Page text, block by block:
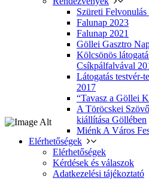
Szüreti
Falunap 2023
Falunap 2021
Göllei Gasztro
Kölcsönös
Csíkpálfalvával
Látogatás testvér-
2017
“Tavasz a Göllei
A Töröcskei
kiállítása Göllében
Miénk A Város
Elérhetőségek
Elérhetőségek
Kérdések és válaszok
Adatkezelési tájékoztató